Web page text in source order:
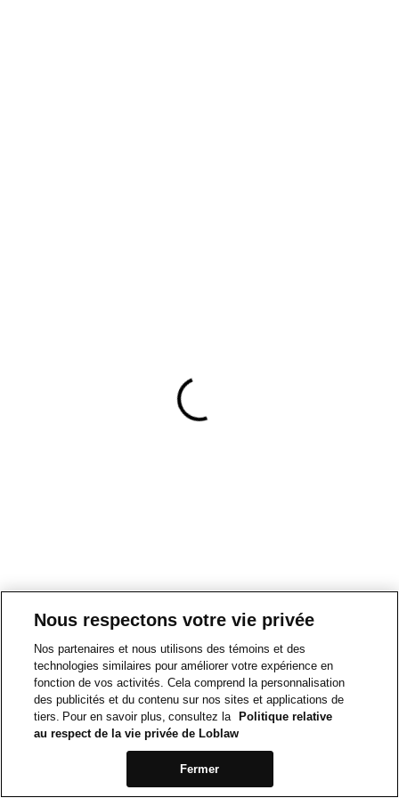
Nous respectons votre vie privée
Nos partenaires et nous utilisons des témoins et des
technologies similaires pour améliorer votre expérience en
fonction de vos activités. Cela comprend la personnalisation
des publicités et du contenu sur nos sites et applications de
tiers. Pour en savoir plus, consultez la
Politique relative
au respect de la vie privée de Loblaw
Fermer